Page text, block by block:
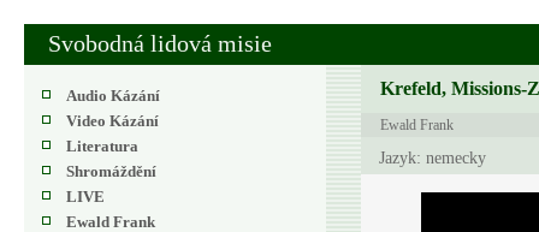
Svobodná lidová misie
Audio Kázání
Video Kázání
Literatura
Shromáždění
LIVE
Ewald Frank
Krefeld, Missions-
Ewald Frank
Jazyk: nemecky